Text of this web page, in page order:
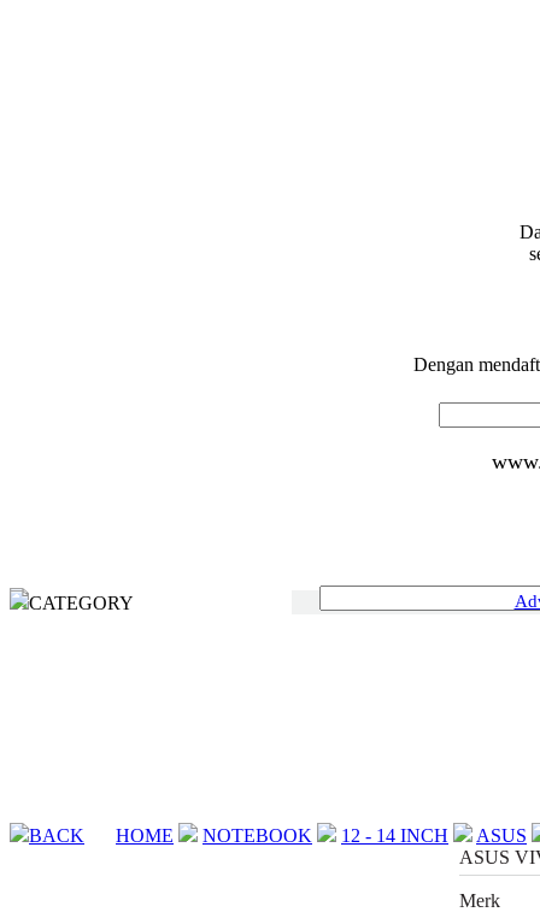
Dengan
CATEGORY
BACK HOME NOTEBOOK 12 - 14 INCH ASUS
ASUS
Merk